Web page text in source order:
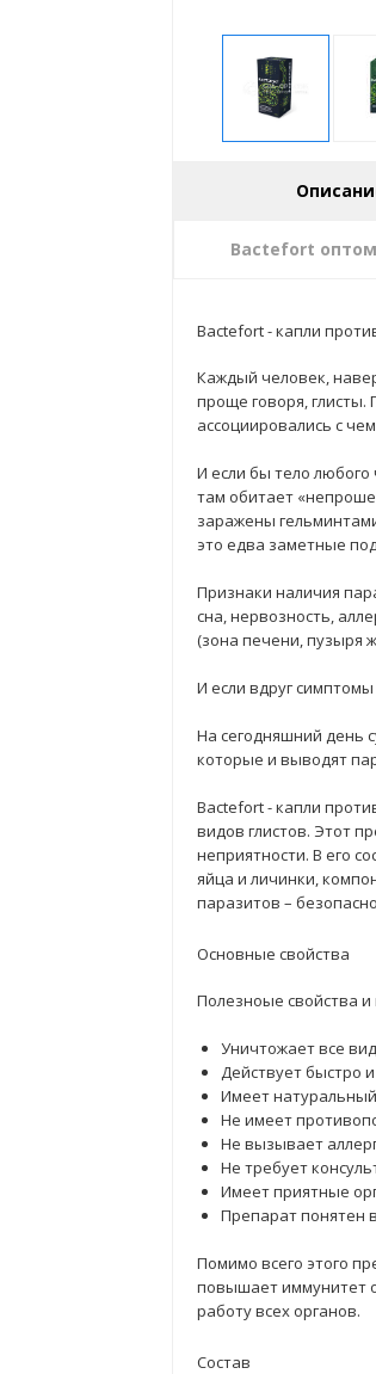
Bactefort
Bactefort - капли
Каждый человек,
проще говоря, глисты.
ассоциировались с
И если бы тело
там обитает
заражены
это едва заметные
Признаки наличия
сна, нервозность,
(зона печени, пузыря
И если вдруг
На сегодняшний день
которые и выводят
Bactefort - капли
видов глистов. Этот
неприятности. В его
яйца и личинки,
паразитов –
Основные свойства
Полезноые свойства
Уничтожает все
Действует быстро
Имеет
Не имеет
Не вызывает
Не требует
Имеет приятные
Препарат понятен
Помимо всего этого
повышает иммунитет
работу всех органов.
Состав